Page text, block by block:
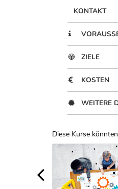
KONTAKT
ZIELE
KOSTEN
WEITERE
Diese Kurse
Uber